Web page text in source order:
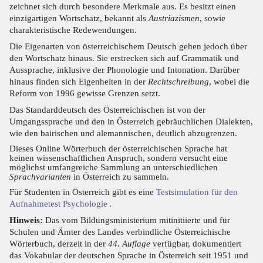
zeichnet sich durch besondere Merkmale aus. Es besitzt einen
einzigartigen Wortschatz, bekannt als Austriazismen, sowie
charakteristische Redewendungen.
Die Eigenarten von österreichischem Deutsch gehen jedoch über
den Wortschatz hinaus. Sie erstrecken sich auf Grammatik und
Aussprache, inklusive der Phonologie und Intonation. Darüber
hinaus finden sich Eigenheiten in der Rechtschreibung, wobei die
Reform von 1996 gewisse Grenzen setzt.
Das Standarddeutsch des Österreichischen ist von der
Umgangssprache und den in Österreich gebräuchlichen Dialekten,
wie den bairischen und alemannischen, deutlich abzugrenzen.
Dieses Online Wörterbuch der österreichischen Sprache hat
keinen wissenschaftlichen Anspruch, sondern versucht eine
möglichst umfangreiche Sammlung an unterschiedlichen
Sprachvarianten in Österreich zu sammeln.
Für Studenten in Österreich gibt es eine Testsimulation für den
Aufnahmetest Psychologie .
Hinweis: Das vom Bildungsministerium mitinitiierte und für
Schulen und Ämter des Landes verbindliche Österreichische
Wörterbuch, derzeit in der 44. Auflage verfügbar, dokumentiert
das Vokabular der deutschen Sprache in Österreich seit 1951 und